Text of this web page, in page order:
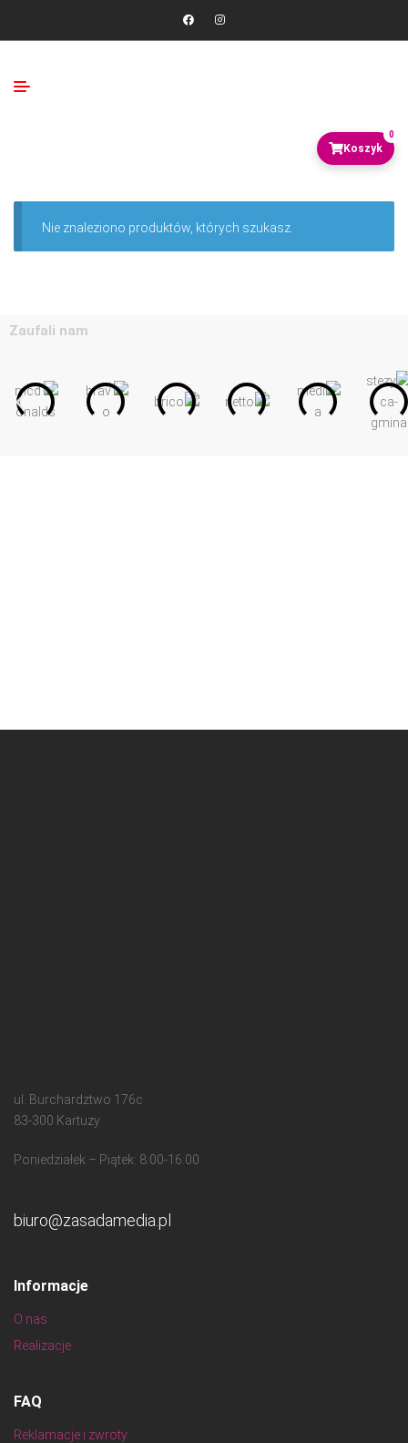
0
Nie znaleziono produktów, których szukasz.
Zaufali nam
ul. Burchardztwo 176c
83-300 Kartuzy
Poniedziałek – Piątek: 8:00-16:00
biuro@zasadamedia.pl
Informacje
O nas
Realizacje
FAQ
Reklamacje i zwroty